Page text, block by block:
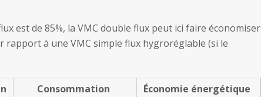
est de 85%, la VMC double flux peut ici faire économiser
rapport à une VMC simple flux hygroréglable (si le
Consommation
Économie énergétique